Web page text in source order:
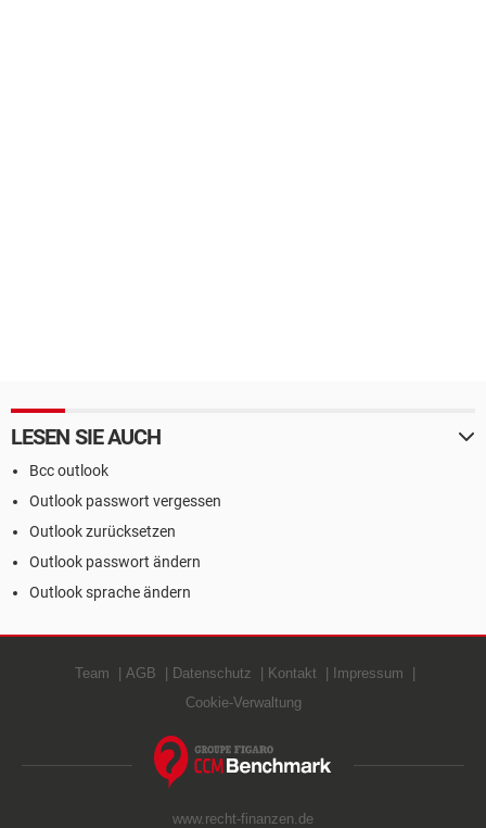
LESEN SIE AUCH
Bcc outlook
Outlook passwort vergessen
Outlook zurücksetzen
Outlook passwort ändern
Outlook sprache ändern
Team AGB Datenschutz Kontakt
Impressum
Cookie-Verwaltung
www.recht-finanzen.de